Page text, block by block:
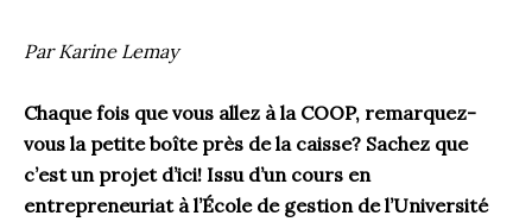
Par Karine Lemay
Chaque fois que vous allez à la COOP, remarquez-
vous la petite boîte près de la caisse? Sachez que
c’est un projet d’ici! Issu d’un cours en
entrepreneuriat à l’École de gestion de l’Université